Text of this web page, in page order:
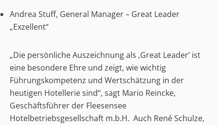
Andrea Stuff, General Manager – Great Leader
„Exzellent“
„Die persönliche Auszeichnung als ‚Great Leader‘ ist
eine besondere Ehre und zeigt, wie wichtig
Führungskompetenz und Wertschätzung in der
heutigen Hotellerie sind“, sagt Mario Reincke,
Geschäftsführer der Fleesensee
Hotelbetriebsgesellschaft m.b.H. Auch René Schulze,